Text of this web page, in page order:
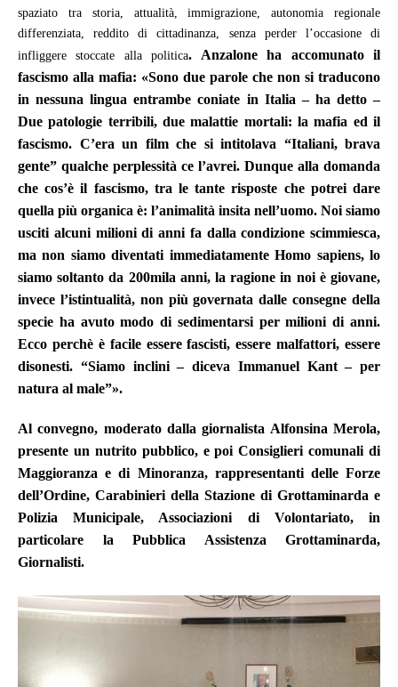
spaziato tra storia, attualità, immigrazione, autonomia regionale
differenziata, reddito di cittadinanza, senza perder l’occasione di
infliggere stoccate alla politica. Anzalone ha accomunato il
fascismo alla mafia: «Sono due parole che non si traducono
in nessuna lingua entrambe coniate in Italia – ha detto –
Due patologie terribili, due malattie mortali: la mafia ed il
fascismo. C’era un film che si intitolava “Italiani, brava
gente” qualche perplessità ce l’avrei. Dunque alla domanda
che cos’è il fascismo, tra le tante risposte che potrei dare
quella più organica è: l’animalità insita nell’uomo. Noi siamo
usciti alcuni milioni di anni fa dalla condizione scimmiesca,
ma non siamo diventati immediatamente Homo sapiens, lo
siamo soltanto da 200mila anni, la ragione in noi è giovane,
invece l’istintualità, non più governata dalle consegne della
specie ha avuto modo di sedimentarsi per milioni di anni.
Ecco perchè è facile essere fascisti, essere malfattori, essere
disonesti. “Siamo inclini – diceva Immanuel Kant – per
natura al male”».
Al convegno, moderato dalla giornalista Alfonsina Merola,
presente un nutrito pubblico, e poi Consiglieri comunali di
Maggioranza e di Minoranza, rappresentanti delle Forze
dell’Ordine, Carabinieri della Stazione di Grottaminarda e
Polizia Municipale, Associazioni di Volontariato, in
particolare la Pubblica Assistenza Grottaminarda,
Giornalisti.